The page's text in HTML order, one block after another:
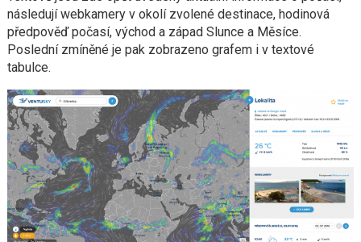
následují webkamery v okolí zvolené destinace, hodinová
předpověď počasí, východ a západ Slunce a Měsíce.
Poslední zmíněné je pak zobrazeno grafem i v textové
tabulce.